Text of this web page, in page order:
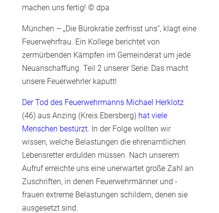
machen uns fertig! © dpa
München – „Die Bürokratie zerfrisst uns“, klagt eine
Feuerwehrfrau. Ein Kollege berichtet von
zermürbenden Kämpfen im Gemeinderat um jede
Neuanschaffung. Teil 2 unserer Serie: Das macht
unsere Feuerwehrler kaputt!
Der Tod des Feuerwehrmanns Michael Herklotz
(46) aus Anzing (Kreis Ebersberg) hat viele
Menschen bestürzt. In der Folge wollten wir
wissen, welche Belastungen die ehrenamtlichen
Lebensretter erdulden müssen. Nach unserem
Aufruf erreichte uns eine unerwartet große Zahl an
Zuschriften, in denen Feuerwehrmänner und -
frauen extreme Belastungen schildern, denen sie
ausgesetzt sind.